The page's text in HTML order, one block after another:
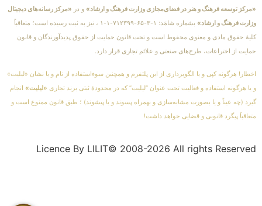
«مرکز توسعه فرهنگ و هنر در فضای‌مجازی وزارت فرهنگ و ارشاد» و در «مرکز رسانه‌های دیجیتال
وزارت فرهنگ و ارشاد»
بشماره شامَد: ۱-۳-۶۵-۷۱۲۳۹۹-۱-۱ ، نیز به ثبت رسیده است؛ متعاقباً
کلیهٔ حقوق مادی و معنوی محفوظ است و تحت قانون حمایت از حقوق پدیدآورندگان و قانون
حمایت از اختراعات، طرح‌های صنعتی و علائم تجاری قرار دارد.
اخطار! هرگونه کپی و یا الگوبرداری از این پلتفرم و همچنین سوءاستفاده از نام و یا نشان «لیلیت»
و یا هرگونه استفاده و فعالیت تحت عنوان “لیلیت” که در محدودهٔ ثبتی برند تجاری «لیلیت» انجام
گیرد (چه عیناً و یا بصورت مشابه‌سازی و بهمراه پسوند و یا پیشوند) ؛ طبق قانون ممنوع است و
متعاقباً پیگرد قانونی و قضایی خواهد داشت!
Licence By LILIT© 2008-2026 All rights Reserved